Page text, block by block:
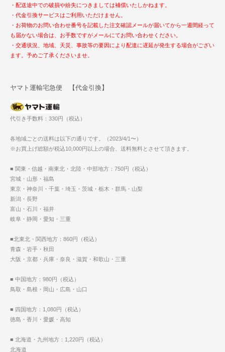
・配送途中での破損や紛失につきましては補償いたしかねます。
・代金引換サービスはご利用いただけません。
・お荷物のお問い合わせ番号を記載した注文確認メールが届いてから一週間経って
も届かない場合は、お手数ですがメールにてお問い合わせください。
・交通状況、地域、天災、事故等の要因により配達に遅延が発生する場合がござい
ます。予めご了承くださいませ。
ヤマト運輸宅急便 【代金引換】
代引き手数料：330円（税込）
各地域ごとの送料は以下の通りです。（2023/4/1〜）
※お買上げ総額が税込10,000円以上の場合、送料無料とさせて頂きます。
■ 関東・信越・南東北・北陸・中部地方：750円（税込）
宮城・山形・福島
東京・神奈川・千葉・埼玉・茨城・栃木・群馬・山梨
新潟・長野
富山・石川・福井
岐阜・静岡・愛知・三重
■北東北・関西地方：860円（税込）
青森・岩手・秋田
大阪・京都・兵庫・奈良・滋賀・和歌山・三重
■ 中国地方：980円（税込）
鳥取・島根・岡山・広島・山口
■ 四国地方：1,080円（税込）
徳島・香川・愛媛・高知
■ 北海道・九州地方：1,220円（税込）
北海道